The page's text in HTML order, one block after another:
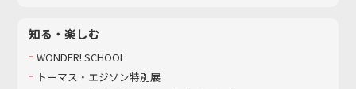
知る・楽しむ
WONDER! SCHOOL
トーマス・エジソン特別展